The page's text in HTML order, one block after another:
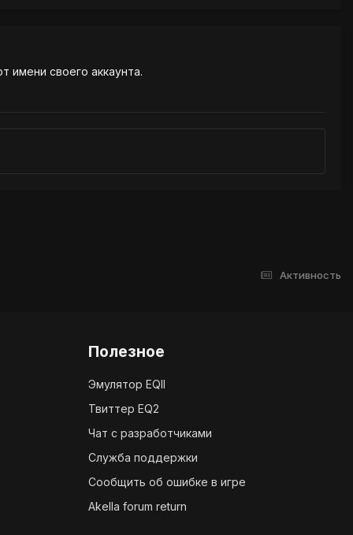
имени своего аккаунта.
Активность
Полезное
Эмулятор EQII
Твиттер EQ2
Чат с разработчиками
Служба поддержки
Сообщить об ошибке в игре
Akella forum return